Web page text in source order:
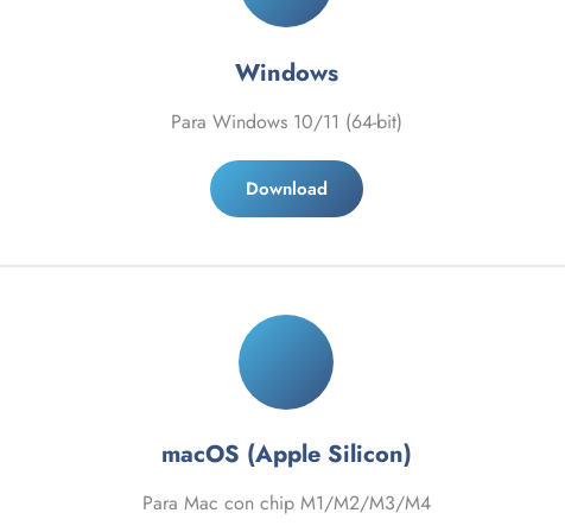
Windows
Para Windows 10/11 (64-bit)
Download
macOS (Apple Silicon)
Para Mac con chip M1/M2/M3/M4